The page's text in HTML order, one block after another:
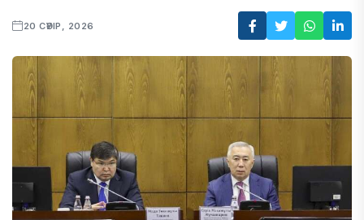
20 СӘУІР, 2026